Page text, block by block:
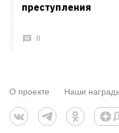
преступления
0
О проекте Наши